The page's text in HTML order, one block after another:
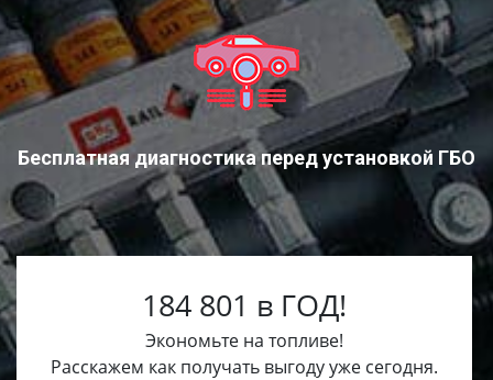
Бесплатная диагностика перед установкой ГБО
184 801 в ГОД!
Экономьте на топливе!
Расскажем как получать выгоду уже сегодня.